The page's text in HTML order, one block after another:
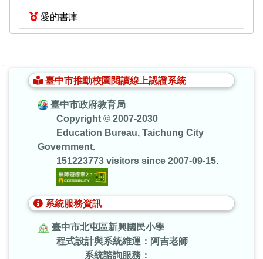
愛的書庫
臺中市推動校園閱讀線上認證系統
臺中市政府教育局
Copyright © 2007-2030
Education Bureau, Taichung City
Government.
151223773 visitors since 2007-09-15.
系統服務資訊
臺中市北屯區新興國民小學
程式設計與系統維運：阿吉老師
系統諮詢服務：